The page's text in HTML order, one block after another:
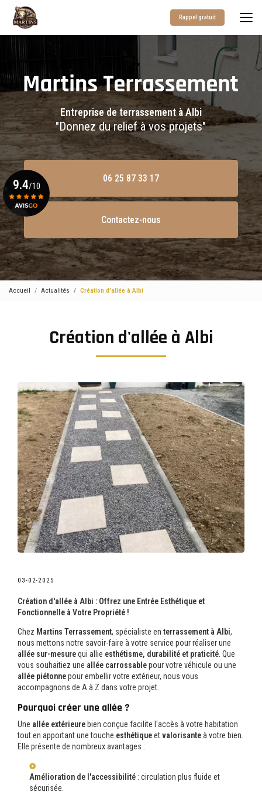
contenu
Rappel gratuit
Entreprise de terrassement à Albi
"Donnez du relief à vos projets"
06 25 87 33 17
Contactez-nous
9.4/10
Voir le certificat
Accueil Actualités Création d'allée à Albi
Création d'allée à Albi
03-02-2025
Création d'allée à Albi : Offrez une Entrée Esthétique et
Fonctionnelle à Votre Propriété !
Chez Martins Terrassement, spécialiste en terrassement à Albi,
nous mettons notre savoir-faire à votre service pour réaliser une
allée sur-mesurequi allie esthétisme, durabilité et praticité . Que
vous souhaitiez une allée carrossablepour votre véhicule ou une
allée piétonnepour embellir votre extérieur, nous vous
accompagnons de A à Z dans votre projet.
Pourquoi créer une allée ?
Une allée extérieure bien conçue facilite l'accès à votre habitation
tout en apportant une touche esthétiqueetvalorisanteà votre bien.
Elle présente de nombreux avantages :
Amélioration de l'accessibilité : circulation plus fluide et
sécurisée.